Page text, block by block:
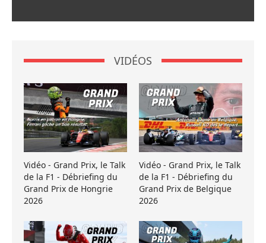
VIDÉOS
Vidéo - Grand Prix, le Talk
de la F1 - Débriefing du
Grand Prix de Hongrie
2026
Vidéo - Grand Prix, le Talk
de la F1 - Débriefing du
Grand Prix de Belgique
2026